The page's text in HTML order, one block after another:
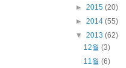
► 2015 (20)
► 2014 (55)
▼ 2013 (62)
12월(3)
11월(6)